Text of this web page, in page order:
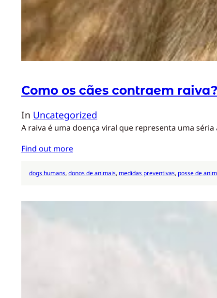
Como os cães contraem
In Uncategorized
A raiva é uma doença viral que representa uma
Find out more
dogs humans, donos de animais, medidas preventivas, posse de